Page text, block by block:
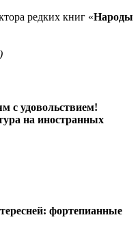
редких книг «Народы
с удовольствием!
на иностранных
фортепианные